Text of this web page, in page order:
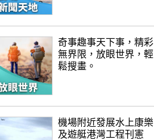
奇事趣事天下事，精彩
無界限，放眼世界，輕
鬆搜畫。
機場附近發展水上康樂
及遊艇港灣工程刊憲